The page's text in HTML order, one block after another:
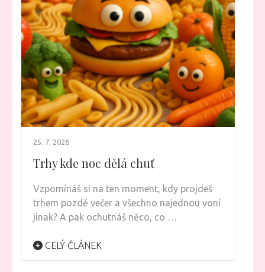
25. 7. 2026
Trhy kde noc dělá chuť
Vzpomínáš si na ten moment, kdy projdeš
trhem pozdě večer a všechno najednou voní
jinak? A pak ochutnáš něco, co …
CELÝ ČLÁNEK